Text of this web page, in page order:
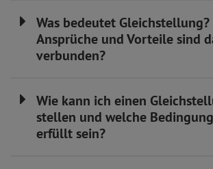
Was bedeutet Gleichstellung?
Ansprüche und Vorteile sind
verbunden?
Wie kann ich einen
stellen und welche
erfüllt sein?